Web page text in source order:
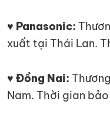
♥ Panasonic:
xuất tại Thái Lan.
♥ Đồng Nai:
Nam. Thời gian